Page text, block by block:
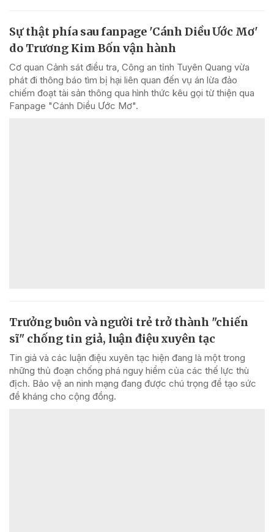
Sự thật phía sau fanpage 'Cánh Diều Ước Mơ'
do Trương Kim Bốn vận hành
Cơ quan Cảnh sát điều tra, Công an tỉnh Tuyên Quang vừa
phát đi thông báo tìm bị hại liên quan đến vụ án lừa đảo
chiếm đoạt tài sản thông qua hình thức kêu gọi từ thiện qua
Fanpage "Cánh Diều Ước Mơ".
Trưởng buôn và người trẻ trở thành "chiến
sĩ" chống tin giả, luận điệu xuyên tạc
Tin giả và các luận điệu xuyên tạc hiện đang là một trong
những thủ đoạn chống phá nguy hiểm của các thế lực thù
địch. Bảo vệ an ninh mạng đang được chú trọng để tạo sức
đề kháng cho cộng đồng.